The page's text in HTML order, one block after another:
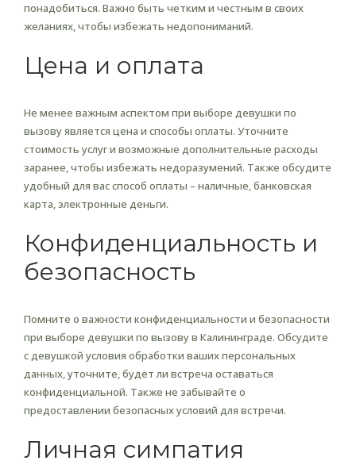
понадобиться. Важно быть четким и честным в своих
желаниях, чтобы избежать недопониманий.
Цена и оплата
Не менее важным аспектом при выборе девушки по
вызову является цена и способы оплаты. Уточните
стоимость услуг и возможные дополнительные расходы
заранее, чтобы избежать недоразумений. Также обсудите
удобный для вас способ оплаты – наличные, банковская
карта, электронные деньги.
Конфиденциальность и
безопасность
Помните о важности конфиденциальности и безопасности
при выборе девушки по вызову в Калининграде. Обсудите
с девушкой условия обработки ваших персональных
данных, уточните, будет ли встреча оставаться
конфиденциальной. Также не забывайте о
предоставлении безопасных условий для встречи.
Личная симпатия